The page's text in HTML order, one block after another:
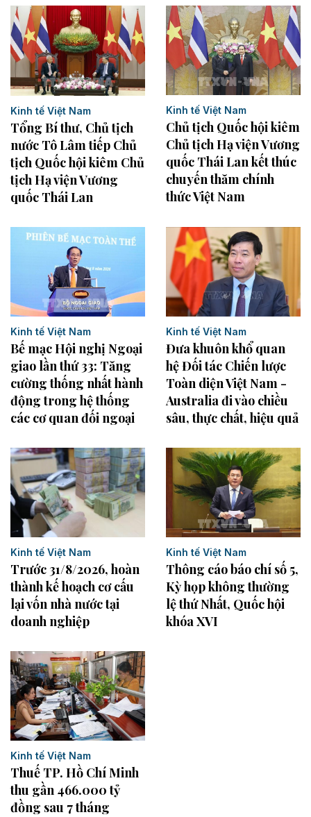
Kinh tế Việt Nam
Tổng Bí thư, Chủ tịch
nước Tô Lâm tiếp Chủ
tịch Quốc hội kiêm Chủ
tịch Hạ viện Vương
quốc Thái Lan
Kinh tế Việt Nam
Chủ tịch Quốc hội kiêm
Chủ tịch Hạ viện Vương
quốc Thái Lan kết thúc
chuyến thăm chính
thức Việt Nam
Kinh tế Việt Nam
Bế mạc Hội nghị Ngoại
giao lần thứ 33: Tăng
cường thống nhất hành
động trong hệ thống
các cơ quan đối ngoại
Kinh tế Việt Nam
Đưa khuôn khổ quan
hệ Đối tác Chiến lược
Toàn diện Việt Nam -
Australia đi vào chiều
sâu, thực chất, hiệu quả
Kinh tế Việt Nam
Trước 31/8/2026, hoàn
thành kế hoạch cơ cấu
lại vốn nhà nước tại
doanh nghiệp
Kinh tế Việt Nam
Thông cáo báo chí số 5,
Kỳ họp không thường
lệ thứ Nhất, Quốc hội
khóa XVI
Kinh tế Việt Nam
Thuế TP. Hồ Chí Minh
thu gần 466.000 tỷ
đồng sau 7 tháng